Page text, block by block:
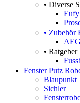
• Diverse
Eufy
• Zubehör
•
Fenster Putz
Blaupunkt
Sichler